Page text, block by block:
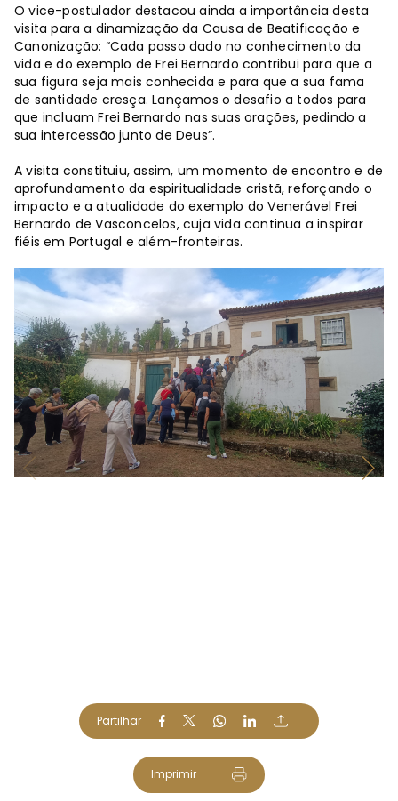
O vice-postulador destacou ainda a importância desta
visita para a dinamização da Causa de Beatificação e
Canonização: “Cada passo dado no conhecimento da
vida e do exemplo de Frei Bernardo contribui para que a
sua figura seja mais conhecida e para que a sua fama
de santidade cresça. Lançamos o desafio a todos para
que incluam Frei Bernardo nas suas orações, pedindo a
sua intercessão junto de Deus”.
A visita constituiu, assim, um momento de encontro e de
aprofundamento da espiritualidade cristã, reforçando o
impacto e a atualidade do exemplo do Venerável Frei
Bernardo de Vasconcelos, cuja vida continua a inspirar
fiéis em Portugal e além-fronteiras.
Partilhar
Imprimir